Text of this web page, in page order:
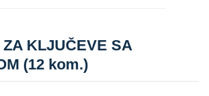
KLJUČEVE SA
(12 kom.)